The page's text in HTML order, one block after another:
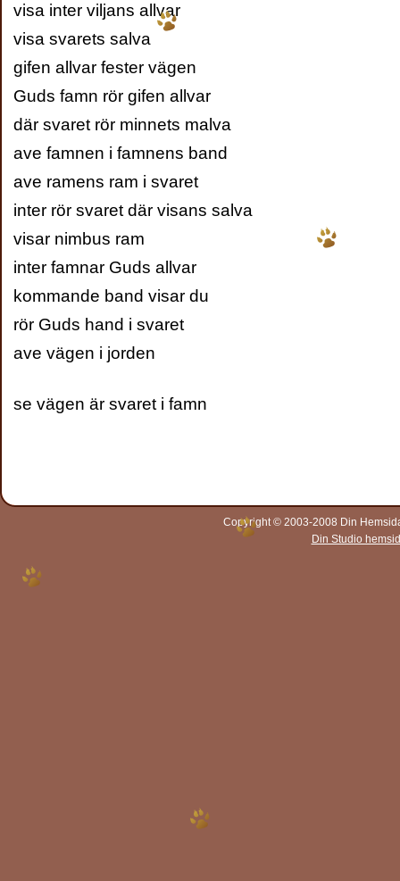
visa inter viljans allvar
visa svarets salva
gifen allvar fester vägen
Guds famn rör gifen allvar
där svaret rör minnets malva
ave famnen i famnens band
ave ramens ram i svaret
inter rör svaret där visans salva
visar nimbus ram
inter famnar Guds allvar
kommande band visar du
rör Guds hand i svaret
ave vägen i jorden
se vägen är svaret i famn
Copyright © 2003-2008 Din
Din Studio